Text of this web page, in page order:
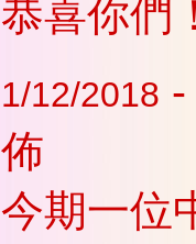
恭喜你們
1/12/2018 -
佈
今期一位